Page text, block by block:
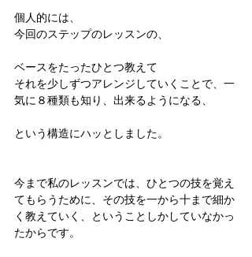
個人的には、
今回のステップのレッスンの、
ベースをたったひとつ教えて
それを少しずつアレンジしていくことで、一
気に８種類も知り、出来るようになる、
という構造にハッとしました。
今まで私のレッスンでは、ひとつの技を覚え
てもらうために、その技を一から十まで細か
く教えていく、ということしかしていなかっ
たからです。